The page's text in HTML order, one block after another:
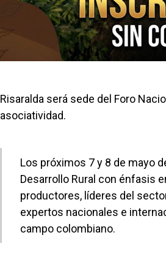
Risaralda será sede del Foro
asociatividad.
Los próximos 7 y 8 de mayo
Desarrollo Rural con énfasis
productores, líderes del
expertos nacionales e
campo colombiano.